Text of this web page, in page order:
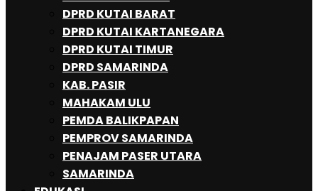
DPRD KUTAI BARAT
DPRD KUTAI KARTANEGARA
DPRD KUTAI TIMUR
DPRD SAMARINDA
KAB. PASIR
MAHAKAM ULU
PEMDA BALIKPAPAN
PEMPROV SAMARINDA
PENAJAM PASER UTARA
SAMARINDA